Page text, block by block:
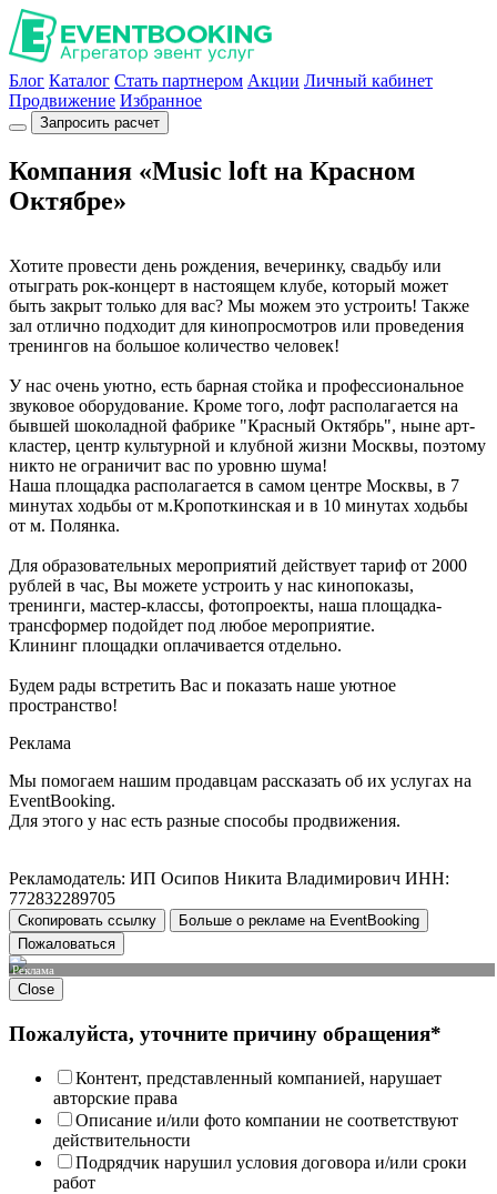
Блог Каталог Стать партнером Акции Личный кабинет
Продвижение Избранное
Запросить расчет
Компания «Music loft на Красном
Октябре»
Хотите провести день рождения, вечеринку, свадьбу или
отыграть рок-концерт в настоящем клубе, который может
быть закрыт только для вас? Мы можем это устроить! Также
зал отлично подходит для кинопросмотров или проведения
тренингов на большое количество человек!
У нас очень уютно, есть барная стойка и профессиональное
звуковое оборудование. Кроме того, лофт располагается на
бывшей шоколадной фабрике "Красный Октябрь", ныне арт-
кластер, центр культурной и клубной жизни Москвы, поэтому
никто не ограничит вас по уровню шума!
Наша площадка располагается в самом центре Москвы, в 7
минутах ходьбы от м.Кропоткинская и в 10 минутах ходьбы
от м. Полянка.
Для образовательных мероприятий действует тариф от 2000
рублей в час, Вы можете устроить у нас кинопоказы,
тренинги, мастер-классы, фотопроекты, наша площадка-
трансформер подойдет под любое мероприятие.
Клининг площадки оплачивается отдельно.
Будем рады встретить Вас и показать наше уютное
пространство!
Реклама
Мы помогаем нашим продавцам рассказать об их услугах на
EventBooking.
Для этого у нас есть разные способы продвижения.
Рекламодатель: ИП Осипов Никита Владимирович ИНН:
772832289705
Скопировать ссылку
Больше о рекламе на EventBooking
Пожаловаться
Реклама
Close
Пожалуйста, уточните причину обращения*
Контент, представленный компанией, нарушает
авторские права
Описание и/или фото компании не соответствуют
действительности
Подрядчик нарушил условия договора и/или сроки
работ